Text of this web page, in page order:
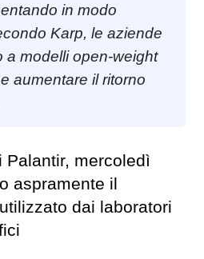
in modo
Karp, le aziende
a modelli open-weight
aumentare il ritorno
Palantir, mercoledì
aspramente il
utilizzato dai laboratori